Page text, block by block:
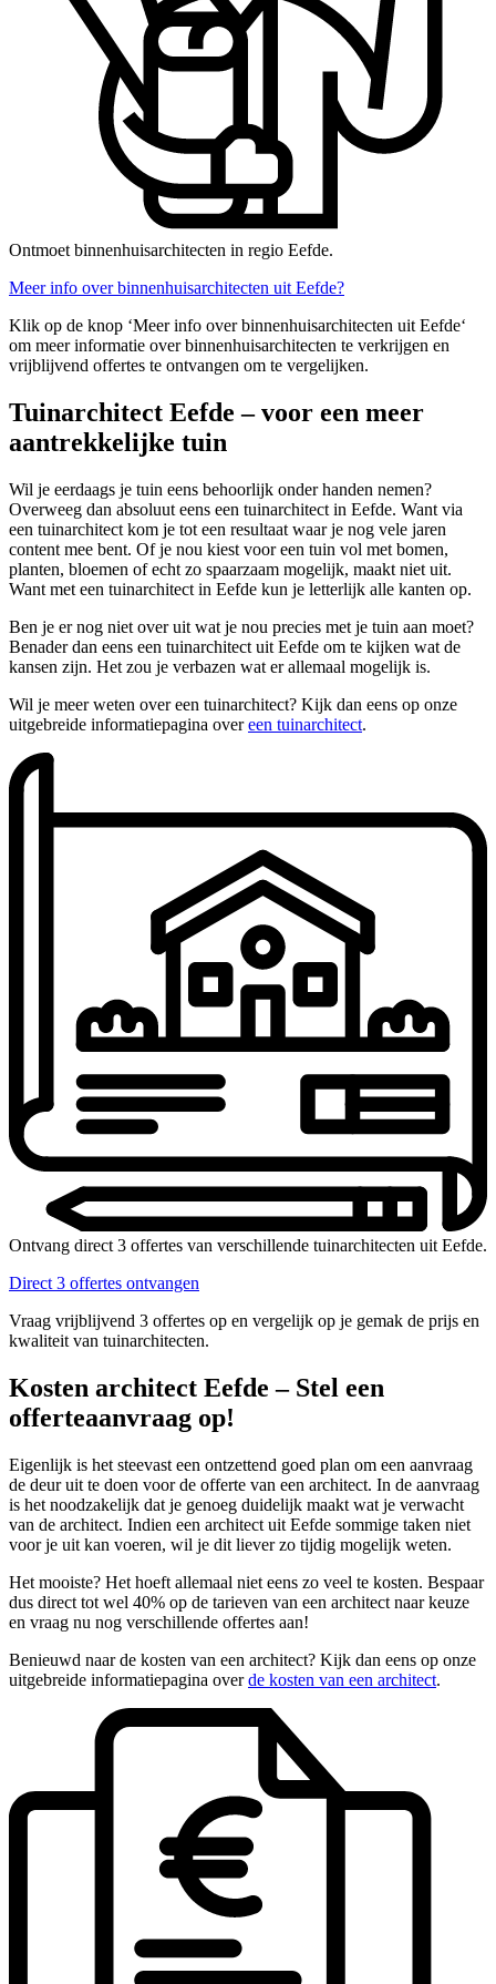
Ontmoet binnenhuisarchitecten in regio Eefde.
Meer info over binnenhuisarchitecten uit Eefde?
Klik op de knop ‘Meer info over binnenhuisarchitecten uit Eefde‘
om meer informatie over binnenhuisarchitecten te verkrijgen en
vrijblijvend offertes te ontvangen om te vergelijken.
Tuinarchitect Eefde – voor een meer
aantrekkelijke tuin
Wil je eerdaags je tuin eens behoorlijk onder handen nemen?
Overweeg dan absoluut eens een tuinarchitect in Eefde. Want via
een tuinarchitect kom je tot een resultaat waar je nog vele jaren
content mee bent. Of je nou kiest voor een tuin vol met bomen,
planten, bloemen of echt zo spaarzaam mogelijk, maakt niet uit.
Want met een tuinarchitect in Eefde kun je letterlijk alle kanten op.
Ben je er nog niet over uit wat je nou precies met je tuin aan moet?
Benader dan eens een tuinarchitect uit Eefde om te kijken wat de
kansen zijn. Het zou je verbazen wat er allemaal mogelijk is.
Wil je meer weten over een tuinarchitect? Kijk dan eens op onze
uitgebreide informatiepagina overeen tuinarchitect.
Ontvang direct 3 offertes van verschillende tuinarchitecten uit Eefde.
Direct 3 offertes ontvangen
Vraag vrijblijvend 3 offertes op en vergelijk op je gemak de prijs en
kwaliteit van tuinarchitecten.
Kosten architect Eefde – Stel een
offerteaanvraag op!
Eigenlijk is het steevast een ontzettend goed plan om een aanvraag
de deur uit te doen voor de offerte van een architect. In de aanvraag
is het noodzakelijk dat je genoeg duidelijk maakt wat je verwacht
van de architect. Indien een architect uit Eefde sommige taken niet
voor je uit kan voeren, wil je dit liever zo tijdig mogelijk weten.
Het mooiste? Het hoeft allemaal niet eens zo veel te kosten. Bespaar
dus direct tot wel 40% op de tarieven van een architect naar keuze
en vraag nu nog verschillende offertes aan!
Benieuwd naar de kosten van een architect? Kijk dan eens op onze
uitgebreide informatiepagina overde kosten van een architect.